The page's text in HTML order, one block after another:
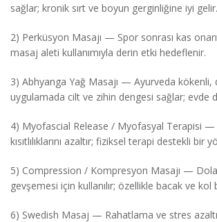
sağlar; kronik sırt ve boyun gerginliğine iyi gelir.
2) Perküsyon Masajı — Spor sonrası kas
masaj aleti kullanımıyla derin etki hedeflenir.
3) Abhyanga Yağ Masajı — Ayurveda kökenli,
uygulamada cilt ve zihin dengesi sağlar; evde
4) Myofascial Release / Myofasyal Terapisi
kısıtlılıklarını azaltır; fiziksel terapi destekli bir
5) Compression / Kompresyon Masajı —
gevşemesi için kullanılır; özellikle bacak ve
6) Swedish Masaj — Rahatlama ve stres